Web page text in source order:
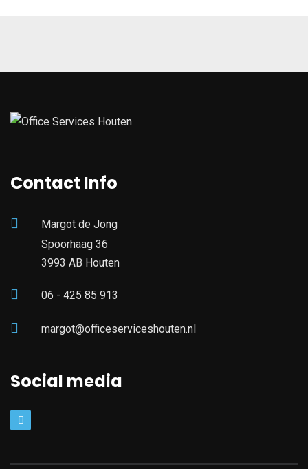
Contact Info
Margot de Jong
Spoorhaag 36
3993 AB Houten
06 - 425 85 913
margot@officeserviceshouten.nl
Social media